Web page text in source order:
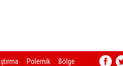
Polemik Bölge